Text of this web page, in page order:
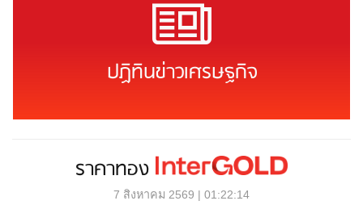
ปฏิทินข่าวเศรษฐกิจ
ราคาทอง
7 สิงหาคม 2569 | 01:22:14